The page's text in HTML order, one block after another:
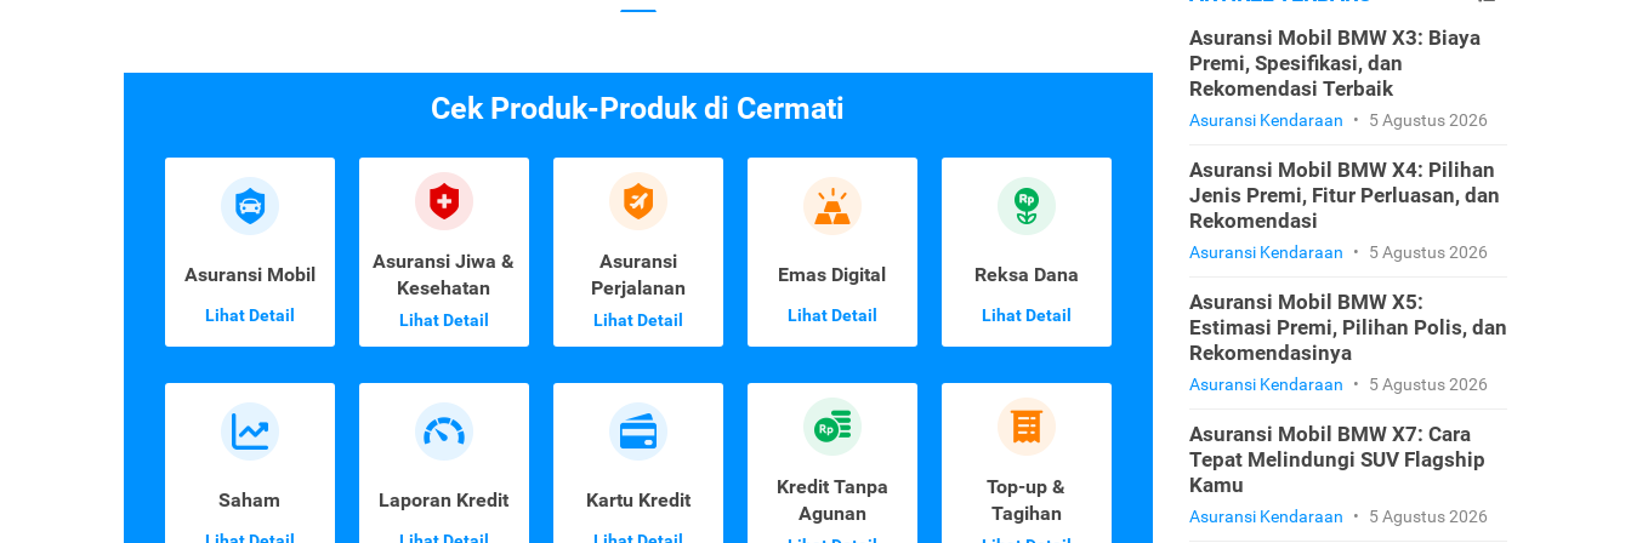
Cek Produk-Produk di Cermati
Asuransi Mobil
Lihat Detail
Asuransi Jiwa &
Kesehatan
Lihat Detail
Asuransi
Perjalanan
Lihat Detail
Emas Digital
Lihat Detail
Reksa Dana
Lihat Detail
Saham Laporan Kredit Kartu Kredit
Kredit Tanpa
Agunan
Top-up &
Tagihan
Asuransi Mobil BMW X3: Biaya
Premi, Spesifikasi, dan
Rekomendasi Terbaik
Asuransi Kendaraan • 5 Agustus 2026
Asuransi Mobil BMW X4: Pilihan
Jenis Premi, Fitur Perluasan, dan
Rekomendasi
Asuransi Kendaraan • 5 Agustus 2026
Asuransi Mobil BMW X5:
Estimasi Premi, Pilihan Polis, dan
Rekomendasinya
Asuransi Kendaraan • 5 Agustus 2026
Asuransi Mobil BMW X7: Cara
Tepat Melindungi SUV Flagship
Kamu
Asuransi Kendaraan • 5 Agustus 2026